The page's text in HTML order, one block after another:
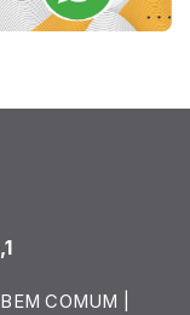
COMUM |